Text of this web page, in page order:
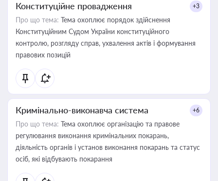
Конституційне провадження +3
Про що тема: Тема охоплює порядок здійснення
Конституційним Судом України конституційного
контролю, розгляду справ, ухвалення актів і формування
правових позицій
Кримінально-виконавча система +6
Про що тема: Тема охоплює організацію та правове
регулювання виконання кримінальних покарань,
діяльність органів і установ виконання покарань та статус
осіб, які відбувають покарання